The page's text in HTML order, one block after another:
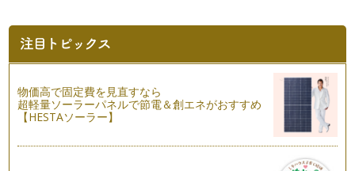
ムになっているグリーンスム…
朝夕が涼しくなり、すっかり秋の気配が濃くなってきました。
秋は楽しみがいっぱいです…
自分で「やる！」と言ったことはきちんとできます
物価高で固定費を見直すなら
超軽量ソーラーパネルで節電＆創エネがおすすめ
【HESTAソーラー】